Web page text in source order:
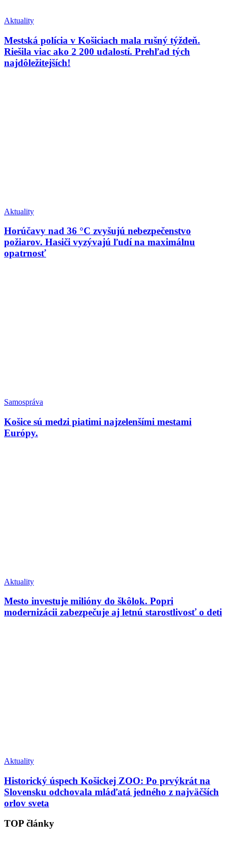
Aktuality
Mestská polícia v Košiciach mala rušný týždeň.
Riešila viac ako 2 200 udalostí. Prehľad tých
najdôležitejších!
Aktuality
Horúčavy nad 36 °C zvyšujú nebezpečenstvo
požiarov. Hasiči vyzývajú ľudí na maximálnu
opatrnosť
Samospráva
Košice sú medzi piatimi najzelenšími mestami
Európy.
Aktuality
Mesto investuje milióny do škôlok. Popri
modernizácii zabezpečuje aj letnú starostlivosť o deti
Aktuality
Historický úspech Košickej ZOO: Po prvýkrát na
Slovensku odchovala mláďatá jedného z najväčších
orlov sveta
TOP články